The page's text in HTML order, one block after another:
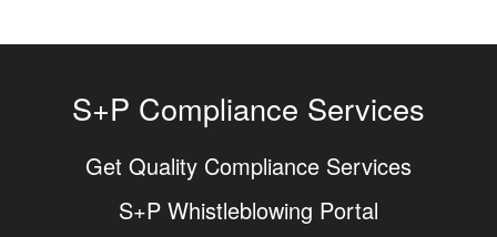
S+P Compliance Services
Get Quality Compliance Services
S+P Whistleblowing Portal